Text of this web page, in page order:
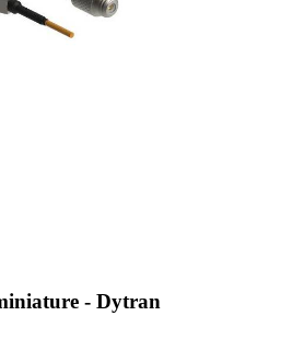
- Dytran